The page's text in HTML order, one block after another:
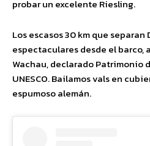
probar un excelente Riesling.
Los escasos 30 km que
espectaculares desde el barco,
Wachau, declarado Patrimonio
UNESCO. Bailamos vals en
espumoso alemán.